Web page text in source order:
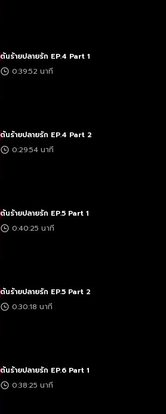
ต้นร้ายปลายรัก EP.4 Part 1
0:39:52 นาที
ต้นร้ายปลายรัก EP.4 Part 2
0:29:54 นาที
ต้นร้ายปลายรัก EP.5 Part 1
0:40:25 นาที
ต้นร้ายปลายรัก EP.5 Part 2
0:30:18 นาที
ต้นร้ายปลายรัก EP.6 Part 1
0:38:25 นาที